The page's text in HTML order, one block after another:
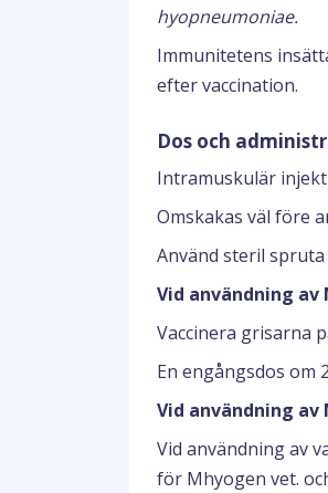
hyopneumoniae.
Immunitetens
efter vaccination.
Dos och
Intramuskulär
Omskakas väl före
Använd steril
Vid användning
Vaccinera grisarna
En engångsdos om
Vid användning av
Vid användning av
för Mhyogen vet.